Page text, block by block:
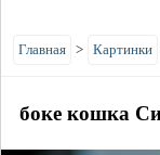
Главная > Картинки
боке кошка